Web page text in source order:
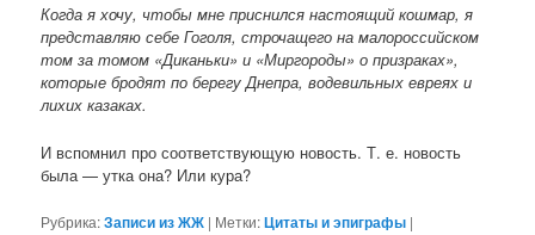
Когда я хочу, чтобы мне приснился настоящий кошмар, я
представляю себе Гоголя, строчащего на малороссийском
том за томом «Диканьки» и «Миргороды» о призраках»,
которые бродят по берегу Днепра, водевильных евреях и
лихих казаках.
И вспомнил про соответствующую новость. Т. е. новость
была — утка она? Или кура?
Рубрика:Записи из ЖЖ | Метки:Цитаты и эпиграфы |